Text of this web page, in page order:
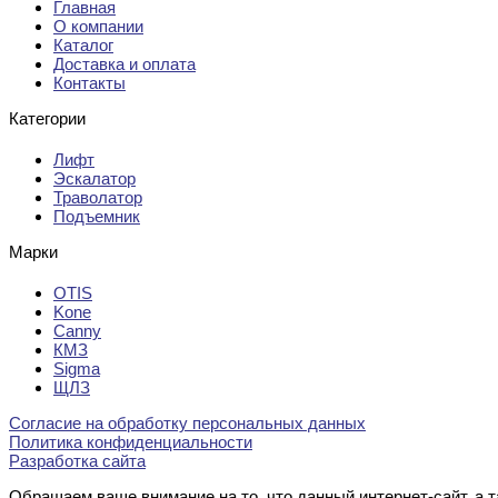
Главная
О компании
Каталог
Доставка и оплата
Контакты
Категории
Лифт
Эскалатор
Траволатор
Подъемник
Марки
OTIS
Kone
Canny
КМЗ
Sigma
ЩЛЗ
Согласие на обработку персональных данных
Политика конфиденциальности
Разработка сайта